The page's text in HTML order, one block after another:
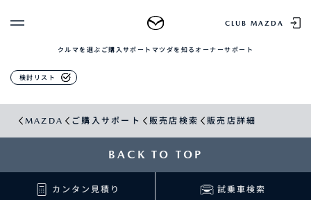
CLUB MAZDA
クルマを選ぶ ご購入サポート マツダを知る オーナーサポート
検討リスト
クルマ購入ガイド
新規会員登録
QRコード
登録情報の変更
お知らせ配信の登録・解除
ログアウト
販売店検索
MAZDA ご購入サポート 販売店検索 販売店詳細
BACK TO TOP
カンタン見積り 試乗車検索